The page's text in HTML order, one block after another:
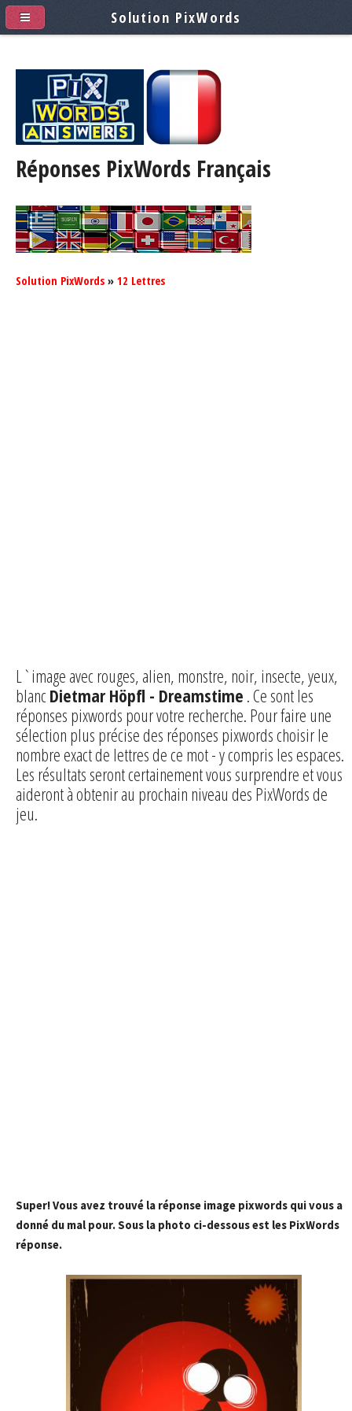
Réponses PixWords Français
Solution PixWords » 12 Lettres
L`image avec rouges, alien, monstre, noir, insecte, yeux,
blanc Dietmar Höpfl - Dreamstime . Ce sont les
réponses pixwords pour votre recherche. Pour faire une
sélection plus précise des réponses pixwords choisir le
nombre exact de lettres de ce mot - y compris les espaces.
Les résultats seront certainement vous surprendre et vous
aideront à obtenir au prochain niveau des PixWords de
jeu.
Super! Vous avez trouvé la réponse image pixwords qui vous a
donné du mal pour. Sous la photo ci-dessous est les PixWords
réponse.
Solution PixWords